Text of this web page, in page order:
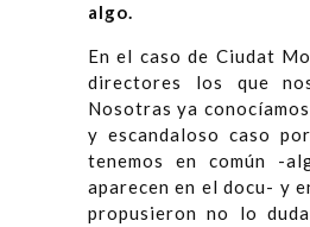
algo.
En el caso de Ciudat
directores los que
Nosotras ya
y escandaloso caso
tenemos en común -
aparecen en el docu- y
propusieron no lo